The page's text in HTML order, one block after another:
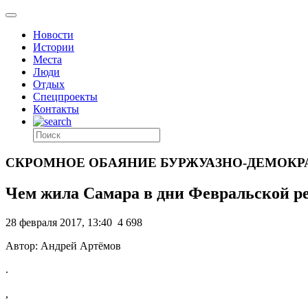
Новости
Истории
Места
Люди
Отдых
Спецпроекты
Контакты
СКРОМНОЕ ОБАЯНИЕ БУРЖУАЗНО-
Чем жила Самара в дни Февральской
28 февраля 2017, 13:40 4 698
Автор: Андрей Артёмов
.
,